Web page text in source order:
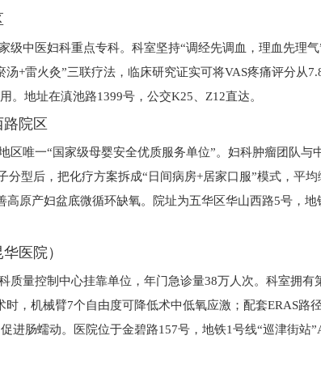
级中医妇科重点专科。科室坚持“调经先调血，理血先理
汤+雷火灸”三联疗法，临床研究证实可将VAS疼痛评分从
。地址在滇池路1399号，公交K25、Z12直达。
院区
区唯一“国家级母婴安全优质服务单位”。妇科肿瘤团队与
分型后，把化疗方案拆成“日间病房+居家口服”模式，平
高原产妇盆底微循环缺氧。院址为五华区华山西路5号，
医院）
质量控制中心挂靠单位，年门急诊量38万人次。科室拥
，机械臂7个自由度可降低术中低氧应激；配套ERAS路
进肠蠕动。医院位于金碧路157号，地铁1号线“巡津街站